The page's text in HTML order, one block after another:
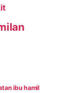
ibu hamil